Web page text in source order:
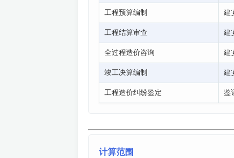
工程预算编制 建
工程结算审查 建
全过程造价咨询 建
竣工决算编制 建
工程造价纠纷鉴定 鉴
计算范围